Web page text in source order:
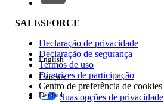
Impacto do recurso
Edição
SALESFORCE
Declaração de privacidade
Declaração de segurança
Termos de uso
Diretrizes de participação
Centro de preferência de cookies
Suas opções de privacidade
English
Français
Deutsch